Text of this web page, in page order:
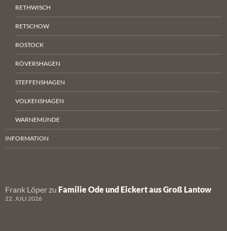
RETHWISCH
RETSCHOW
ROSTOCK
RÖVERSHAGEN
STEFFENSHAGEN
VOLKENSHAGEN
WARNEMÜNDE
INFORMATION
Frank Löper zu Familie Ode und Eickert aus Groß Lantow
22. JULI 2026